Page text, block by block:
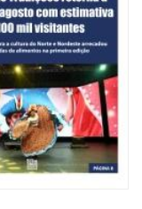
no Sul do Brasil;
impactos no estado